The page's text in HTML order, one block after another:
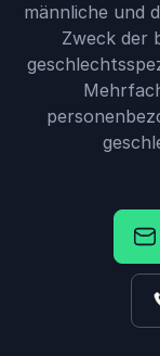
männliche und
Zweck der